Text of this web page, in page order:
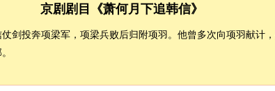
京剧剧目《萧何月下追韩信》
剑投奔项梁军，项梁兵败后归附项羽。他曾多次向项羽献计